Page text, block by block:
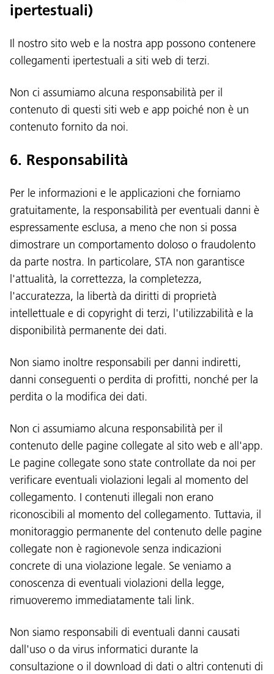
ipertestuali)
Il nostro sito web e la nostra app possono contenere
collegamenti ipertestuali a siti web di terzi.
Non ci assumiamo alcuna responsabilità per il
contenuto di questi siti web e app poiché non è un
contenuto fornito da noi.
6. Responsabilità
Per le informazioni e le applicazioni che forniamo
gratuitamente, la responsabilità per eventuali danni è
espressamente esclusa, a meno che non si possa
dimostrare un comportamento doloso o fraudolento
da parte nostra. In particolare, STA non garantisce
l'attualità, la correttezza, la completezza,
l'accuratezza, la libertà da diritti di proprietà
intellettuale e di copyright di terzi, l'utilizzabilità e la
disponibilità permanente dei dati.
Non siamo inoltre responsabili per danni indiretti,
danni conseguenti o perdita di profitti, nonché per la
perdita o la modifica dei dati.
Non ci assumiamo alcuna responsabilità per il
contenuto delle pagine collegate al sito web e all'app.
Le pagine collegate sono state controllate da noi per
verificare eventuali violazioni legali al momento del
collegamento. I contenuti illegali non erano
riconoscibili al momento del collegamento. Tuttavia, il
monitoraggio permanente del contenuto delle pagine
collegate non è ragionevole senza indicazioni
concrete di una violazione legale. Se veniamo a
conoscenza di eventuali violazioni della legge,
rimuoveremo immediatamente tali link.
Non siamo responsabili di eventuali danni causati
dall'uso o da virus informatici durante la
consultazione o il download di dati o altri contenuti di